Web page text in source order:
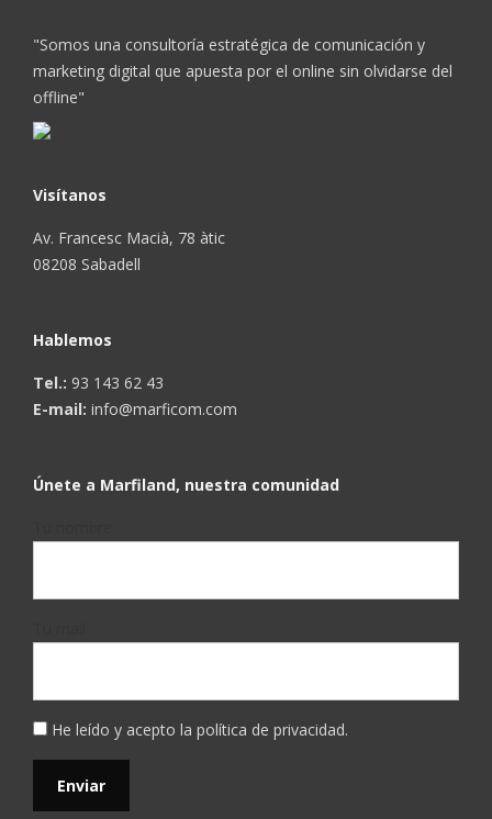
"Somos una consultoría estratégica de comunicación y
marketing digital que apuesta por el online sin olvidarse del
offline"
Visítanos
Av. Francesc Macià, 78 àtic
08208 Sabadell
Hablemos
Tel.: 93 143 62 43
E-mail: info@marficom.com
Únete a Marfiland, nuestra comunidad
He leído y acepto la política de privacidad.